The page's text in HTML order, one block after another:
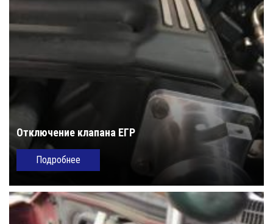
Отключение клапана ЕГР
Подробнее